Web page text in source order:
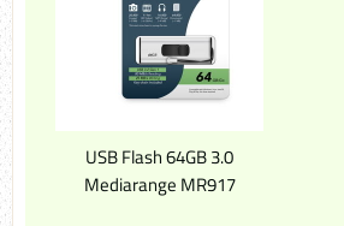
USB Flash 64GB 3.0
Mediarange MR917